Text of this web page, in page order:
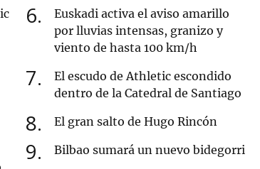
6
Euskadi activa el aviso amarillo
por lluvias intensas, granizo y
viento de hasta 100 km/h
7
El escudo de Athletic escondido
dentro de la Catedral de Santiago
8 El gran salto de Hugo Rincón
9 Bilbao sumará un nuevo bidegorri